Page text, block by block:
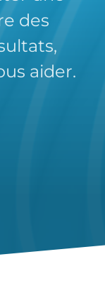
des
aider.